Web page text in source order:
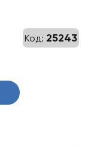
Код: 25243